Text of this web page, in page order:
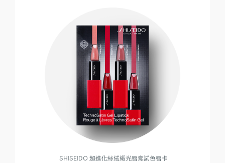
SHISEIDO 超進化絲絨緞光唇膏試色唇卡